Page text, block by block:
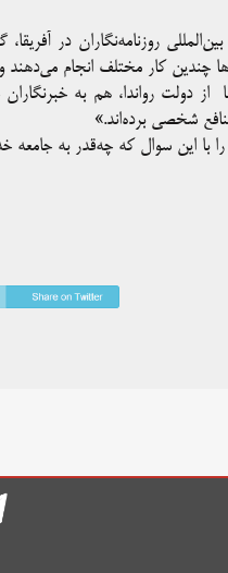
روزنامه‌نگاران در
چندین کار مختلف انجام
رواندا، هم به خبرنگاران
شخصی برده‌اند.»
را با این سوال که چه‌قدر به